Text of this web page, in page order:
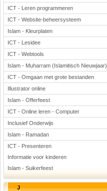
ICT - Leren programmeren
ICT - Website-beheersysteem
Islam - Kleurplaten
ICT - Lesidee
ICT - Webtools
Islam - Muharram (Islamitisch Nieuwjaar)
ICT - Omgaan met grote bestanden
Illustrator online
Islam - Offerfeest
ICT - Online leren - Computer
Inclusief Onderwijs
Islam - Ramadan
ICT - Presenteren
Informatie voor kinderen
Islam - Suikerfeest
J